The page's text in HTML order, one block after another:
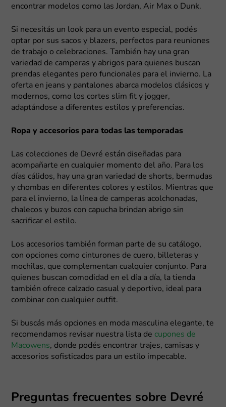
encontrar modelos como las Jordan, Air Max o Dunk.
Si necesitás un look para un evento especial, podés
optar por sus sacos y blazers, perfectos para reuniones
de trabajo o celebraciones. También hay una gran
variedad de camperas y abrigos para quienes buscan
prendas elegantes pero funcionales para el invierno. La
oferta en jeans y pantalones abarca modelos clásicos y
modernos, como los cortes slim fit y jogger,
adaptándose a diferentes estilos y preferencias.
Ropa y accesorios para todas las temporadas
Las colecciones de Devré están diseñadas para
acompañarte en cualquier momento del año. Para los
días cálidos, hay una gran variedad de shorts, bermudas
y chombas en diferentes colores y estilos. Mientras que
para el invierno, la línea de camperas acolchonadas,
chalecos y buzos con capucha brindan abrigo sin
sacrificar el estilo.
Los accesorios también forman parte de su catálogo,
con opciones como cinturones de cuero, billeteras y
mochilas, que complementan cualquier conjunto. Para
quienes buscan comodidad en el día a día, la tienda
también ofrece calzado casual y deportivo, ideal para
combinar con cualquier outfit.
Si buscás más opciones en moda masculina elegante, te
recomendamos revisar nuestra lista de cupones de
Macowens, donde podés encontrar trajes, camisas y
accesorios sofisticados para un estilo impecable.
Preguntas frecuentes sobre Devré